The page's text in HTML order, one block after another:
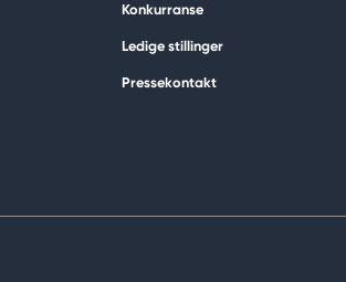
Konkurranse
Ledige stillinger
Pressekontakt